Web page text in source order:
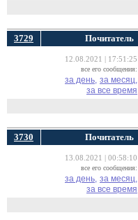
3729 Почитатель
12.08.2021 | 17:51:25
все его сообщения:
за день, за месяц,
за все время
3730 Почитатель
13.08.2021 | 00:58:10
все его сообщения:
за день, за месяц,
за все время